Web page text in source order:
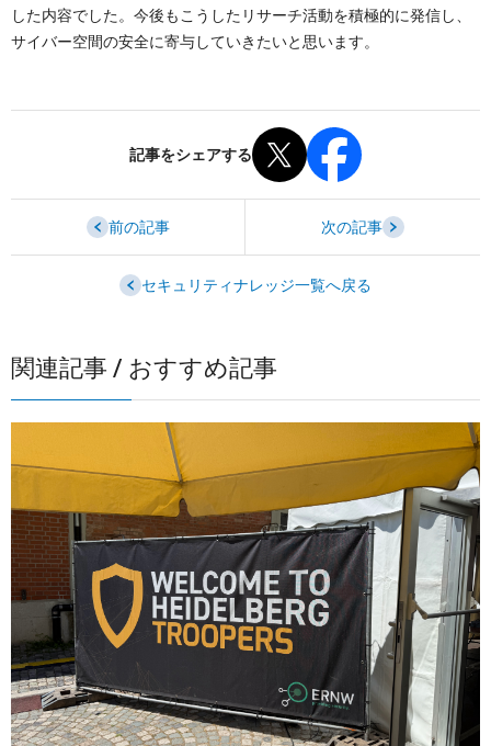
した内容でした。今後もこうしたリサーチ活動を積極的に発信し、
サイバー空間の安全に寄与していきたいと思います。
記事をシェアする
前の記事 次の記事
セキュリティナレッジ一覧へ戻る
関連記事 / おすすめ記事